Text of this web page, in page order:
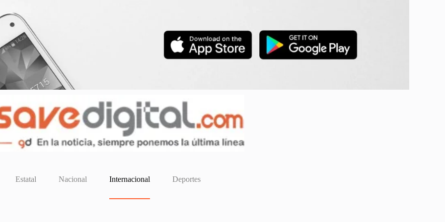
Estatal Nacional Internacional Deportes